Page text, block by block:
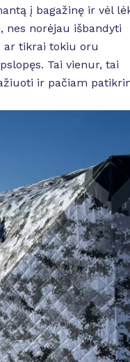
į bagažinę ir vėl
nes norėjau išbandyti
ar tikrai tokiu oru
Tai vienur, tai
ir pačiam